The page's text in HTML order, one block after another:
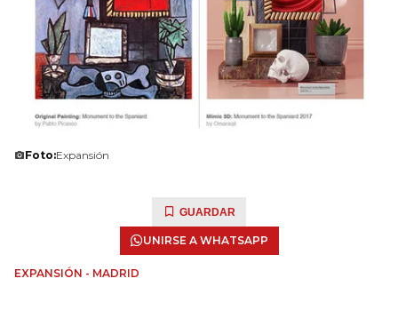
Foto:Expansión
GUARDAR
UNIRSE A WHATSAPP
EXPANSIÓN - MADRID